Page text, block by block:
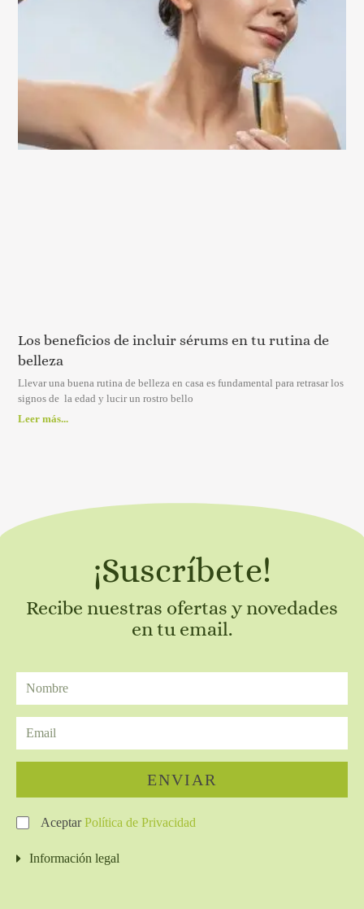
Los beneficios de incluir sérums en tu rutina de
belleza
Llevar una buena rutina de belleza en casa es fundamental para retrasar los
signos de la edad y lucir un rostro bello
Leer más...
¡Suscríbete!
Recibe nuestras ofertas y novedades
en tu email.
AceptarPolítica de Privacidad
ENVIAR
Información legal